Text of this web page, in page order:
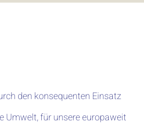
den konsequenten Einsatz
Umwelt, für unsere europaweit